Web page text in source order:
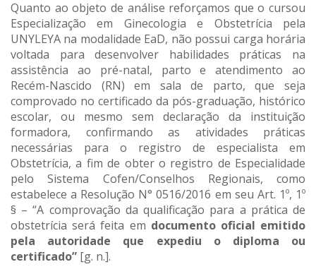
Quanto ao objeto de análise reforçamos que o cursou
Especialização em Ginecologia e Obstetrícia pela
UNYLEYA na modalidade EaD, não possui carga horária
voltada para desenvolver habilidades práticas na
assistência ao pré-natal, parto e atendimento ao
Recém-Nascido (RN) em sala de parto, que seja
comprovado no certificado da pós-graduação, histórico
escolar, ou mesmo sem declaração da instituição
formadora, confirmando as atividades práticas
necessárias para o registro de especialista em
Obstetrícia, a fim de obter o registro de Especialidade
pelo Sistema Cofen/Conselhos Regionais, como
estabelece a Resolução N° 0516/2016 em seu Art. 1º, 1º
§ – “A comprovação da qualificação para a prática de
obstetrícia será feita em documento oficial emitido
pela autoridade que expediu o diploma ou
certificado” [g. n.].